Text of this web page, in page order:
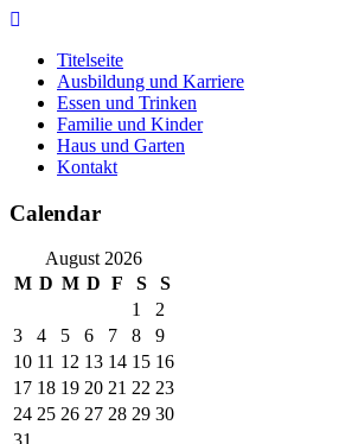
Skip
contentTitelseite
Ausbildung und Karriere
Essen und Trinken
Familie und Kinder
Haus und Garten
Kontakt
Calendar
August 2026
M D M D F S
S
1
2
3
4 5 6 7 8
9
10 11 12 13 14 15 16
17 18 19 20 21 22 23
24 25 26 27 28 29 30